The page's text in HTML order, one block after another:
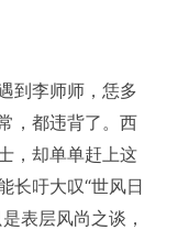
到李师师，恁多
，都违背了。西
，却单单赶上这
长吁大叹“世风日
表层风尚之谈，